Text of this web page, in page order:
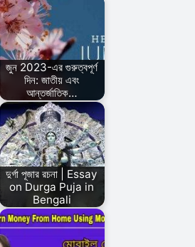
জুন 2023-এর গুরুত্বপূর্ণ
দিন: জাতীয় এবং
আন্তর্জাতিক…
দুর্গা পূজার রচনা | Essay
on Durga Puja in
Bengali